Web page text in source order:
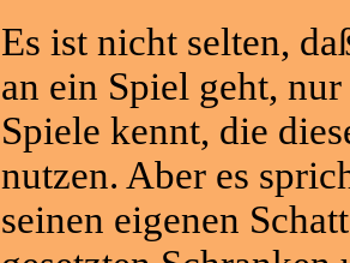
Es ist nicht selten,
an ein Spiel geht,
Spiele kennt, die
nutzen. Aber es
seinen eigenen